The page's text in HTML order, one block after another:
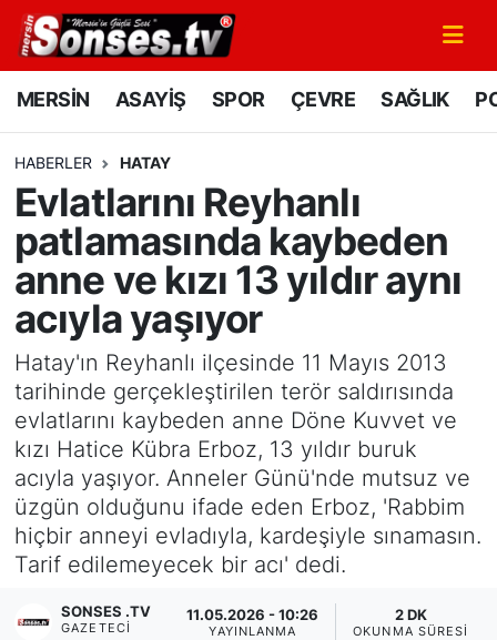
MERSİN ASAYİŞ SPOR ÇEVRE SAĞLIK
HABERLER HATAY
Evlatlarını Reyhanlı
patlamasında kaybeden
anne ve kızı 13 yıldır aynı
acıyla yaşıyor
Hatay'ın Reyhanlı ilçesinde 11 Mayıs 2013
tarihinde gerçekleştirilen terör saldırısında
evlatlarını kaybeden anne Döne Kuvvet ve
kızı Hatice Kübra Erboz, 13 yıldır buruk
acıyla yaşıyor. Anneler Günü'nde mutsuz ve
üzgün olduğunu ifade eden Erboz, 'Rabbim
hiçbir anneyi evladıyla, kardeşiyle sınamasın.
Tarif edilemeyecek bir acı' dedi.
SONSES .TV
GAZETECI
11.05.2026 - 10:26
YAYINLANMA
2 DK
OKUNMA SÜRESI
MERSİN
SPOR
GÜNÜN MANŞETİ
DÜNYA
KÜLTÜR - SANAT
MAGAZİN
SAĞLIK
Siyaset
Mersin Nöbetçi Eczaneler
Mersin Namaz Vakitleri
Mersin Trafik Yoğunluk Haritası
Süper Lig Puan Durumu ve Fikstür
Tüm Manşetler
Son Dakika Haberleri
Haber Arşivi